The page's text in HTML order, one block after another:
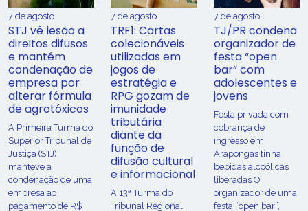
7 de agosto
STJ vê lesão a
direitos difusos
e mantém
condenação de
empresa por
alterar fórmula
de agrotóxicos
​A Primeira Turma do
Superior Tribunal de
Justiça (STJ)
manteve a
condenação de uma
empresa ao
pagamento de R$
7 de agosto
TRF1: Cartas
colecionáveis
utilizadas em
jogos de
estratégia e
RPG gozam de
imunidade
tributária
diante da
função de
difusão cultural
e informacional
A 13ª Turma do
Tribunal Regional
7 de agosto
TJ/PR condena
organizador de
festa “open
bar” com
adolescentes e
jovens
Festa privada com
cobrança de
ingresso em
Arapongas tinha
bebidas alcoólicas
liberadas O
organizador de uma
festa “open bar”,